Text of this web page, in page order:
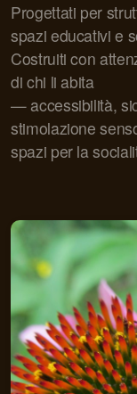
Progettati per
spazi educativi e
Costruiti con
di chi li abita
— accessibilità,
stimolazione
spazi per la